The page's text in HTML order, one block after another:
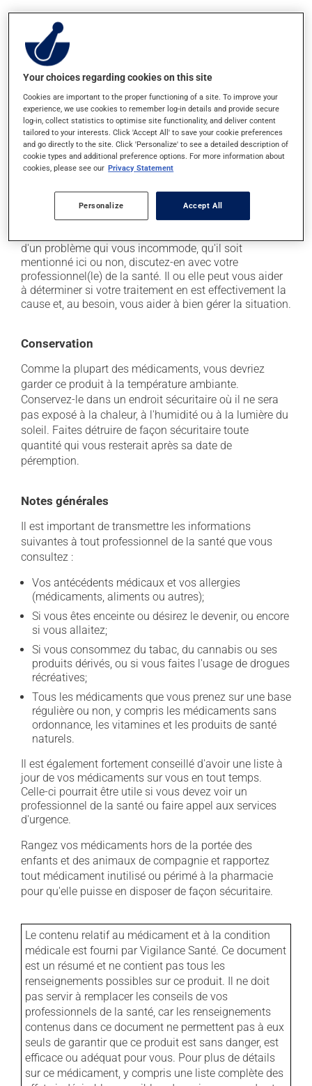
Effets indésirables
En plus de ses effets recherchés, ce produit peut à
l'occasion entraîner certains effets indésirables (effets
secondaires), notamment :
il peut brouiller la vue et rendre la bouche sèche;
il peut causer des maux de tête;
il peut entraîner de l'euphorie;
il peut causer de la somnolence - soyez prudent
avant de prendre le volant;
il peut provoquer des vertiges.
Chaque personne peut réagir différemment à un
d'un problème qui vous incommode, qu'il soit
mentionné ici ou non, discutez-en avec votre
professionnel(le) de la santé. Il ou elle peut vous aider
à déterminer si votre traitement en est effectivement la
cause et, au besoin, vous aider à bien gérer la situation.
Conservation
Comme la plupart des médicaments, vous devriez
garder ce produit à la température ambiante.
Conservez-le dans un endroit sécuritaire où il ne sera
pas exposé à la chaleur, à l'humidité ou à la lumière du
soleil. Faites détruire de façon sécuritaire toute
quantité qui vous resterait après sa date de
péremption.
Notes générales
Il est important de transmettre les informations
suivantes à tout professionnel de la santé que vous
consultez :
Vos antécédents médicaux et vos allergies
(médicaments, aliments ou autres);
Si vous êtes enceinte ou désirez le devenir, ou encore
si vous allaitez;
Si vous consommez du tabac, du cannabis ou ses
produits dérivés, ou si vous faites l'usage de drogues
récréatives;
Tous les médicaments que vous prenez sur une base
régulière ou non, y compris les médicaments sans
ordonnance, les vitamines et les produits de santé
naturels.
Il est également fortement conseillé d'avoir une liste à
jour de vos médicaments sur vous en tout temps.
Celle-ci pourrait être utile si vous devez voir un
professionnel de la santé ou faire appel aux services
d'urgence.
Rangez vos médicaments hors de la portée des
enfants et des animaux de compagnie et rapportez
tout médicament inutilisé ou périmé à la pharmacie
pour qu'elle puisse en disposer de façon sécuritaire.
Le contenu relatif au médicament et à la condition
médicale est fourni par Vigilance Santé. Ce document
est un résumé et ne contient pas tous les
renseignements possibles sur ce produit. Il ne doit
pas servir à remplacer les conseils de vos
professionnels de la santé, car les renseignements
contenus dans ce document ne permettent pas à eux
seuls de garantir que ce produit est sans danger, est
efficace ou adéquat pour vous. Pour plus de détails
sur ce médicament, y compris une liste complète des
Your choices regarding cookies on this site
Cookies are important to the proper functioning of a site. To improve your
experience, we use cookies to remember log-in details and provide secure
log-in, collect statistics to optimise site functionality, and deliver content
tailored to your interests. Click 'Accept All' to save your cookie preferences
and go directly to the site. Click 'Personalize' to see a detailed description of
cookie types and additional preference options. For more information about
cookies, please see our Privacy Statement
Personalize Accept All